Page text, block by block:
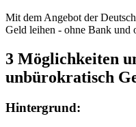
Mit dem Angebot der
Geld leihen - ohne Bank und
3 Möglichkeiten
unbürokratisch
Hintergrund: